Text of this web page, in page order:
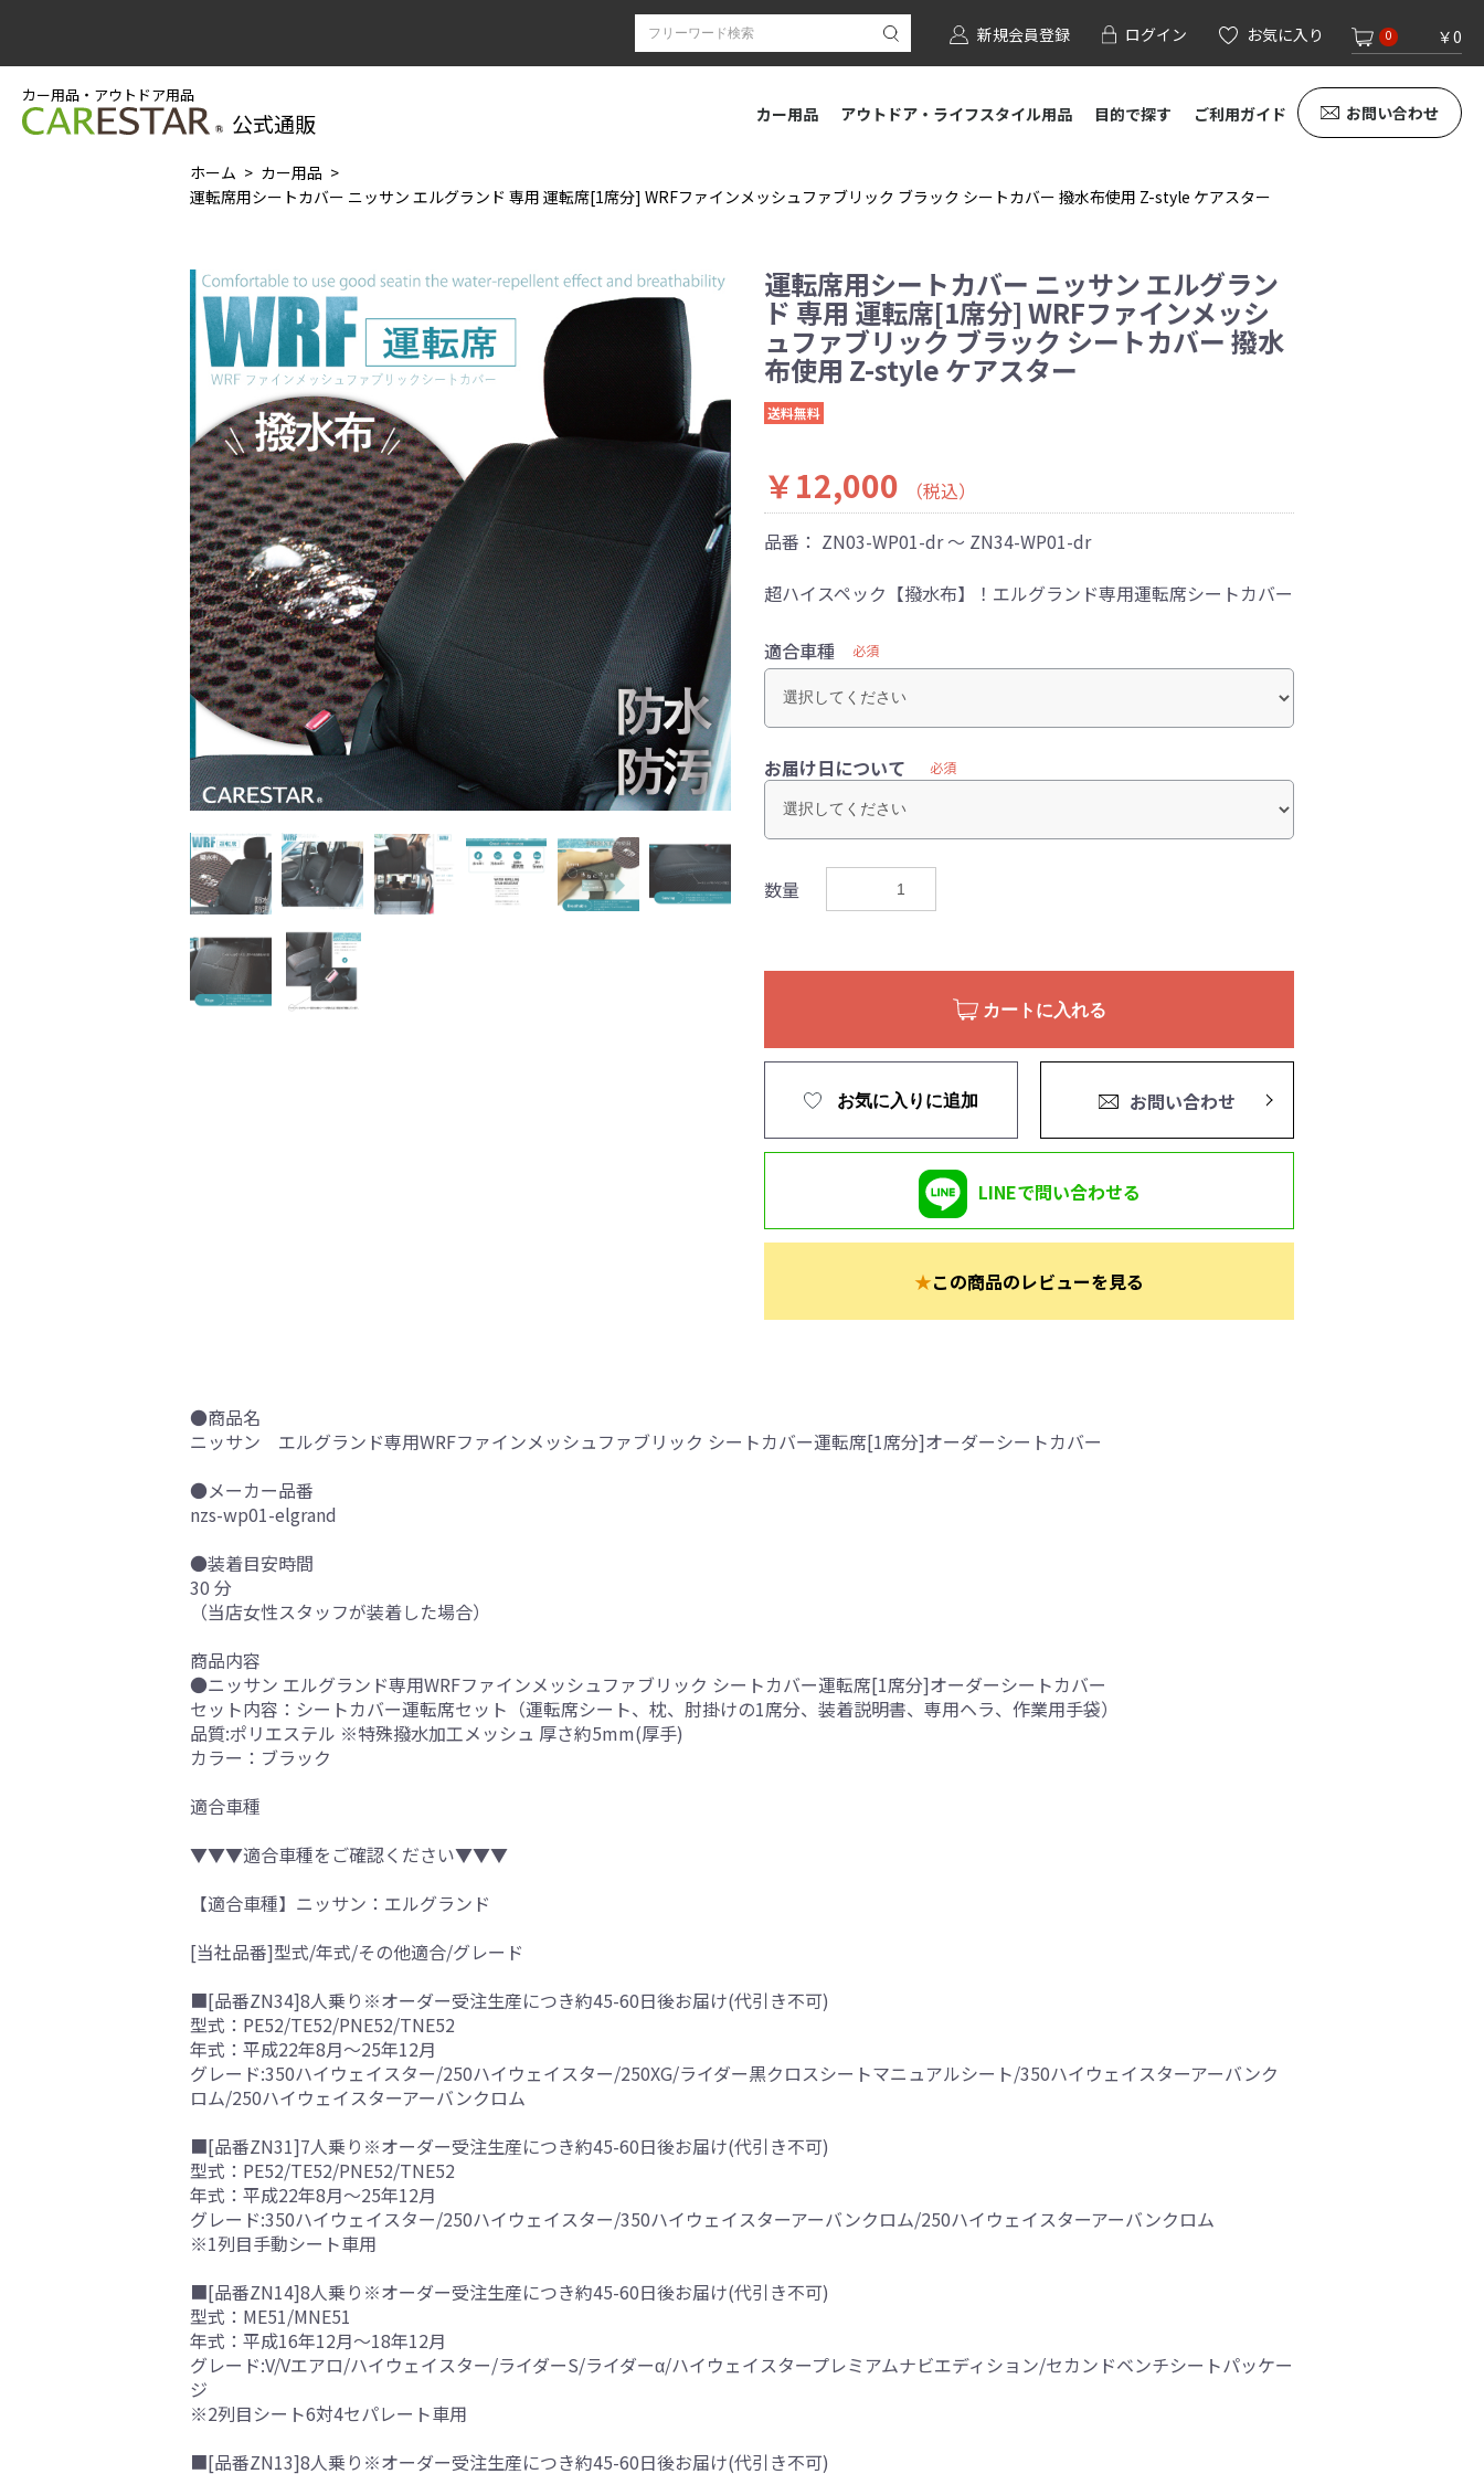
新規会員登録 ログイン お気に入り 0 ￥0
カー用品・アウトドア用品
公式通販 カー用品 アウトドア・ライフスタイル用品 目的で探す ご利用ガイド お問い合わせ
ホーム
カー用品
運転席用シートカバー ニッサン エルグランド 専用 運転席[1席分] WRFファインメッシュファブリック ブラック シートカバー 撥水布使用 Z-style ケアスター
運転席用シートカバー ニッサン エルグラン
ド 専用 運転席[1席分] WRFファインメッシ
ュファブリック ブラック シートカバー 撥水
布使用 Z-style ケアスター
送料無料
￥12,000
（税込）
品番： ZN03-WP01-dr ～ ZN34-WP01-dr
超ハイスペック【撥水布】！エルグランド専用運転席シートカバー
適合車種 必須
お届け日について 必須
数量
カートに入れる
お気に入りに追加 お問い合わせ
LINEで問い合わせる
★この商品のレビューを見る
●商品名
ニッサン エルグランド専用WRFファインメッシュファブリック シートカバー運転席[1席分]オーダーシートカバー
●メーカー品番
nzs-wp01-elgrand
●装着目安時間
30 分
（当店女性スタッフが装着した場合）
商品内容
●ニッサン エルグランド専用WRFファインメッシュファブリック シートカバー運転席[1席分]オーダーシートカバー
セット内容：シートカバー運転席セット（運転席シート、枕、肘掛けの1席分、装着説明書、専用ヘラ、作業用手袋）
品質:ポリエステル ※特殊撥水加工メッシュ 厚さ約5mm(厚手)
カラー：ブラック
適合車種
▼▼▼適合車種をご確認ください▼▼▼
【適合車種】ニッサン：エルグランド
[当社品番]型式/年式/その他適合/グレード
■[品番ZN34]8人乗り※オーダー受注生産につき約45-60日後お届け(代引き不可)
型式：PE52/TE52/PNE52/TNE52
年式：平成22年8月～25年12月
グレード:350ハイウェイスター/250ハイウェイスター/250XG/ライダー黒クロスシートマニュアルシート/350ハイウェイスターアーバンク
ロム/250ハイウェイスターアーバンクロム
■[品番ZN31]7人乗り※オーダー受注生産につき約45-60日後お届け(代引き不可)
型式：PE52/TE52/PNE52/TNE52
年式：平成22年8月～25年12月
グレード:350ハイウェイスター/250ハイウェイスター/350ハイウェイスターアーバンクロム/250ハイウェイスターアーバンクロム
※1列目手動シート車用
■[品番ZN14]8人乗り※オーダー受注生産につき約45-60日後お届け(代引き不可)
型式：ME51/MNE51
年式：平成16年12月～18年12月
グレード:V/Vエアロ/ハイウェイスター/ライダーS/ライダーα/ハイウェイスタープレミアムナビエディション/セカンドベンチシートパッケー
ジ
※2列目シート6対4セパレート車用
■[品番ZN13]8人乗り※オーダー受注生産につき約45-60日後お届け(代引き不可)